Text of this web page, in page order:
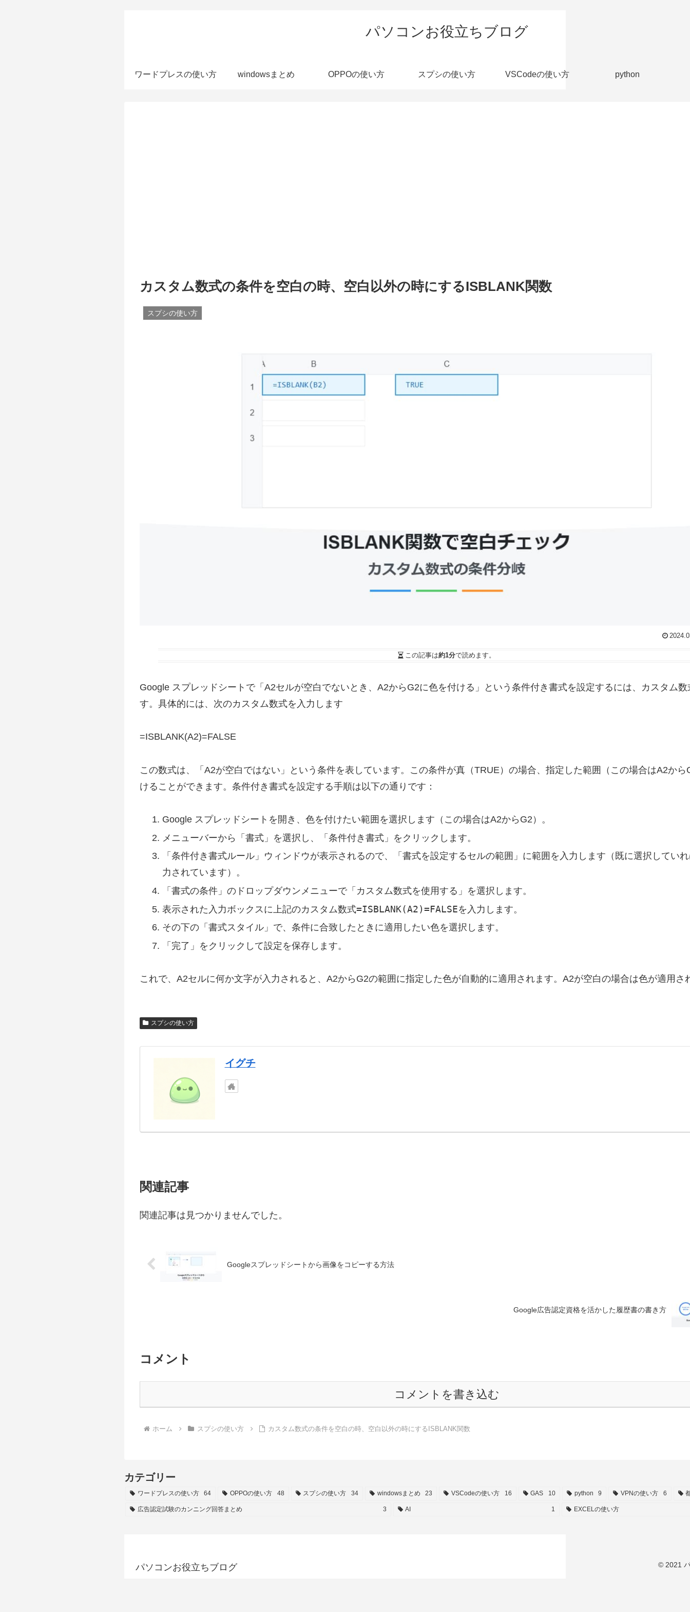
パソコンお役立ちブログ
ワードプレスの使い方 windowsまとめ OPPOの使い方 スプシの使い方 VSCodeの使い方 python
カスタム数式の条件を空白の時、空白以外の時にするISBLANK関数
スプシの使い方
この記事は約1分で読めます。
Google スプレッドシートで「A2セルが空白でないとき、A2からG2に色を付ける」という条件付き書式を設定するには、カスタム
す。具体的には、次のカスタム数式を入力します
=ISBLANK(A2)=FALSE
この数式は、「A2が空白ではない」という条件を表しています。この条件が真（TRUE）の場合、指定した範囲（この場合はA2から
けることができます。条件付き書式を設定する手順は以下の通りです：
Google スプレッドシートを開き、色を付けたい範囲を選択します（この場合はA2からG2）。
メニューバーから「書式」を選択し、「条件付き書式」をクリックします。
「条件付き書式ルール」ウィンドウが表示されるので、「書式を設定するセルの範囲」に範囲を入力します（既に選択してい
力されています）。
「書式の条件」のドロップダウンメニューで「カスタム数式を使用する」を選択します。
表示された入力ボックスに上記のカスタム数式=ISBLANK(A2)=FALSEを入力します。
その下の「書式スタイル」で、条件に合致したときに適用したい色を選択します。
「完了」をクリックして設定を保存します。
これで、A2セルに何か文字が入力されると、A2からG2の範囲に指定した色が自動的に適用されます。A2が空白の場合は色が適用さ
スプシの使い方
イグチ
関連記事
関連記事は見つかりませんでした。
Googleスプレッドシートから画像をコピーする方法
Google広告認定資格を活かした履歴書の書き方
コメント
コメントを書き込む
ホーム スプシの使い方 カスタム数式の条件を空白の時、空白以外の時にするISBLANK関数
カテゴリー
ワードプレスの使い方 64 OPPOの使い方 48 スプシの使い方 34 windowsまとめ 23 VSCodeの使い方 16 GAS 10 python 9 VPNの使い方 6
広告認定試験のカンニング回答まとめ 3 AI 1 EXCELの使い方
パソコンお役立ちブログ © 2021